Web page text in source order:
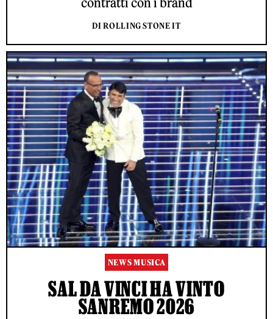
DI ROLLING STONE IT
NEWS MUSICA
SAL DA VINCI HA VINTO
SANREMO 2026